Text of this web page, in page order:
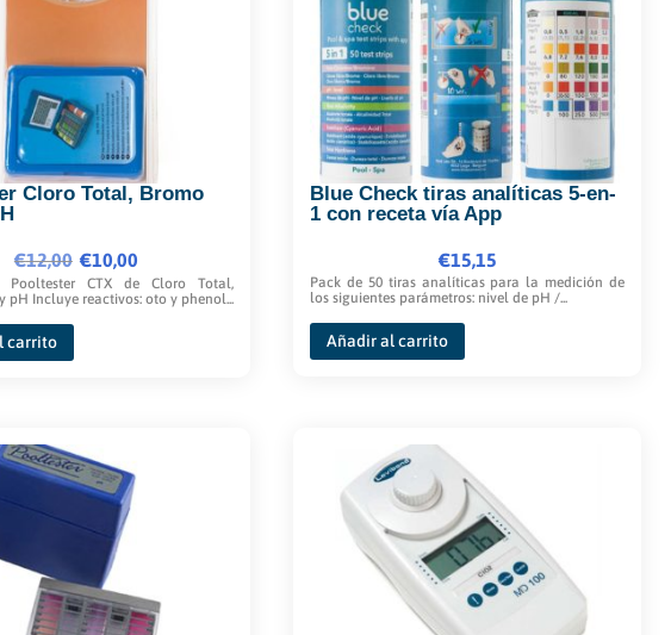
opciones
se
pueden
elegir
en
la
página
Cloro Total, Bromo
€12,00 El
precio
€10,00
El
precio
Pooltester CTX de Cloro Total,
pH Incluye reactivos: oto y phenol...
carrito
Blue Check tiras analíticas 5-en-
1 con receta vía App
€15,15
Pack de 50 tiras analíticas para la medición de
los siguientes parámetros: nivel de pH /...
Añadir al carrito